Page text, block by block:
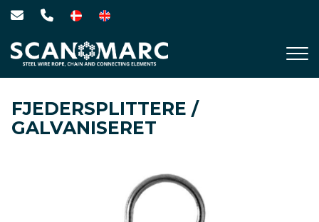
Gå
hovedindhold
FJEDERSPLITTERE /
GALVANISERET